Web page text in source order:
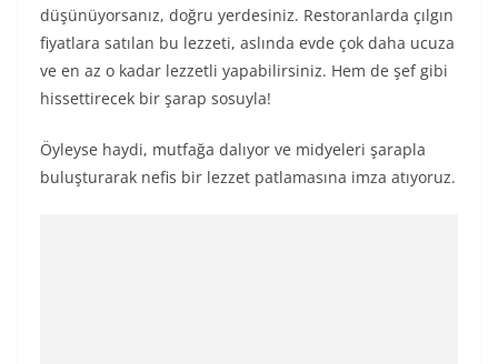
düşünüyorsanız, doğru yerdesiniz. Restoranlarda çılgın
fiyatlara satılan bu lezzeti, aslında evde çok daha ucuza
ve en az o kadar lezzetli yapabilirsiniz. Hem de şef gibi
hissettirecek bir şarap sosuyla!
Öyleyse haydi, mutfağa dalıyor ve midyeleri şarapla
buluşturarak nefis bir lezzet patlamasına imza atıyoruz.